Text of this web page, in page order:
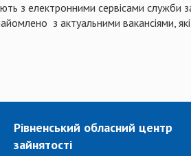
з електронними сервісами служби
з актуальними вакансіями,
Рівненський обласний центр
зайнятості